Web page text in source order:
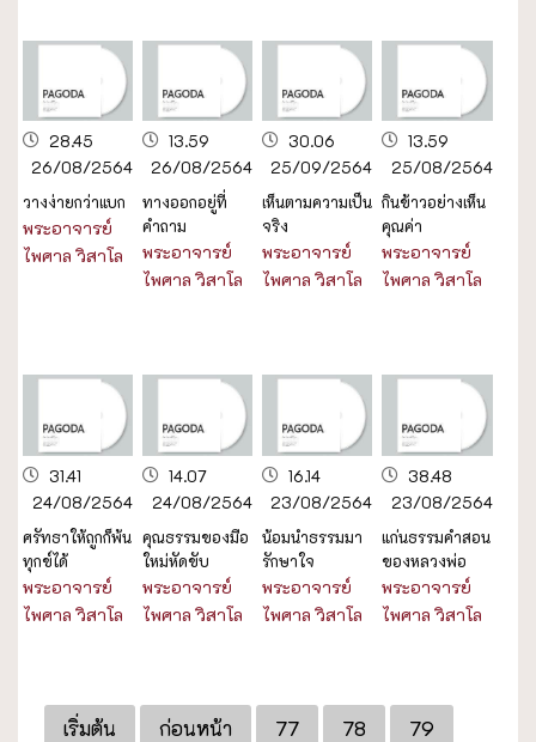
28.45
26/08/2564
วางง่ายกว่าแบก
พระอาจารย์
ไพศาล วิสาโล
13.59
26/08/2564
ทางออกอยู่ที่
คำถาม
พระอาจารย์
ไพศาล วิสาโล
30.06
25/09/2564
เห็นตามความเป็น
จริง
พระอาจารย์
ไพศาล วิสาโล
13.59
25/08/2564
กินข้าวอย่างเห็น
คุณค่า
พระอาจารย์
ไพศาล วิสาโล
31.41
24/08/2564
ศรัทธาให้ถูกก็พ้น
ทุกข์ได้
พระอาจารย์
ไพศาล วิสาโล
14.07
24/08/2564
คุณธรรมของมือ
ใหม่หัดขับ
พระอาจารย์
ไพศาล วิสาโล
16.14
23/08/2564
น้อมนำธรรมมา
รักษาใจ
พระอาจารย์
ไพศาล วิสาโล
38.48
23/08/2564
แก่นธรรมคำสอน
ของหลวงพ่อ
พระอาจารย์
ไพศาล วิสาโล
เริ่มต้น ก่อนหน้า 77 78 79